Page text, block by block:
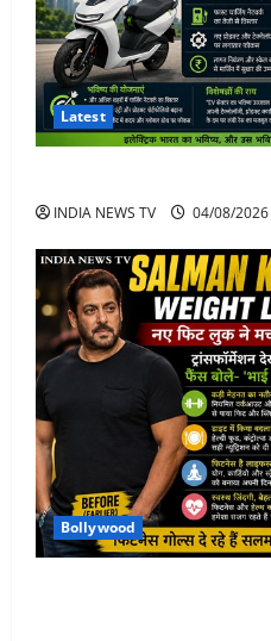
Latest
INDIA NEWS TV 04/08/2026
Bollywood